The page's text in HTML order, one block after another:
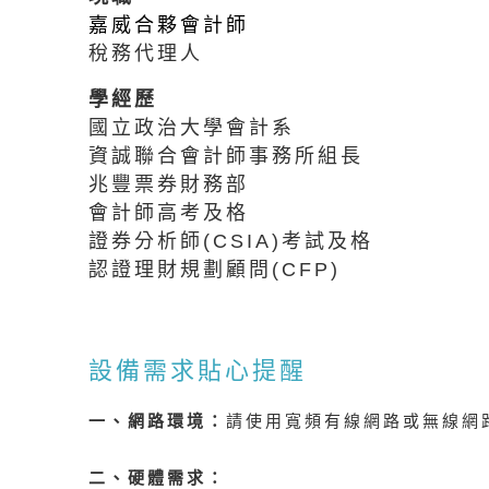
嘉威合夥會計師
稅務代理人
學經歷
國立政治大學會計系
資誠聯合會計師事務所組長
兆豐票券財務部
會計師高考及格
證券分析師(CSIA)考試及格
認證理財規劃顧問(CFP)
設備需求貼心提醒
一、網路環境： 請使用寬頻有線網路或無線網
二、硬體需求：